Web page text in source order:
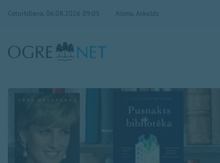
Ceturtdiena, 06.08.2026 09:05 Aisma, Askolds